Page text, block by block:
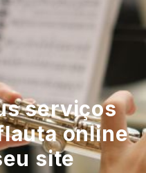
serviços
online
site